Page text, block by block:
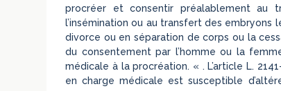
procréer et consentir préalablement au
l’insémination ou au transfert des embryons
divorce ou en séparation de corps ou la
du consentement par l’homme ou la
médicale à la procréation. « . L’article L.
en charge médicale est susceptible